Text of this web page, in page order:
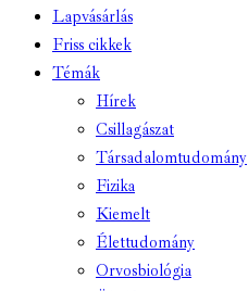
Lapvásárlás
Friss cikkek
Témák
Hírek
Csillagászat
Társadalomtudomány
Fizika
Kiemelt
Élettudomány
Orvosbiológia